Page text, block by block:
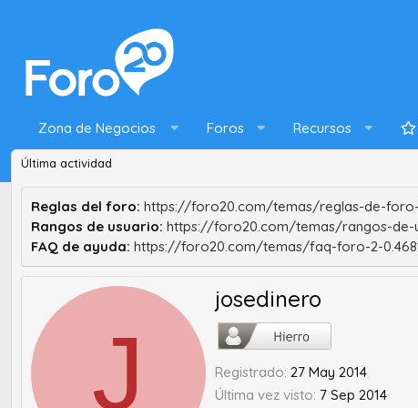
Zona de Negocios Foros Recursos
Última actividad
Reglas del foro: https://foro20.com/temas/reglas-de-
Rangos de usuario: https://foro20.com/temas/rangos-de-
FAQ de ayuda: https://foro20.com/temas/faq-foro-2-
J
josedinero
Registrado 27 May 2014
Última vez visto 7 Sep 2014